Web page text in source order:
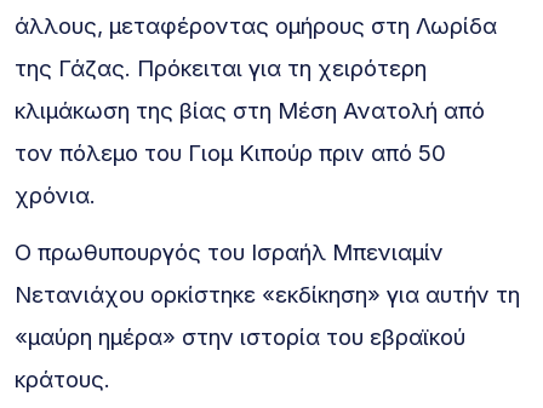
άλλους, μεταφέροντας ομήρους στη Λωρίδα
της Γάζας. Πρόκειται για τη χειρότερη
κλιμάκωση της βίας στη Μέση Ανατολή από
τον πόλεμο του Γιομ Κιπούρ πριν από 50
χρόνια.
Ο πρωθυπουργός του Ισραήλ Μπενιαμίν
Νετανιάχου ορκίστηκε «εκδίκηση» για αυτήν τη
«μαύρη ημέρα» στην ιστορία του εβραϊκού
κράτους.